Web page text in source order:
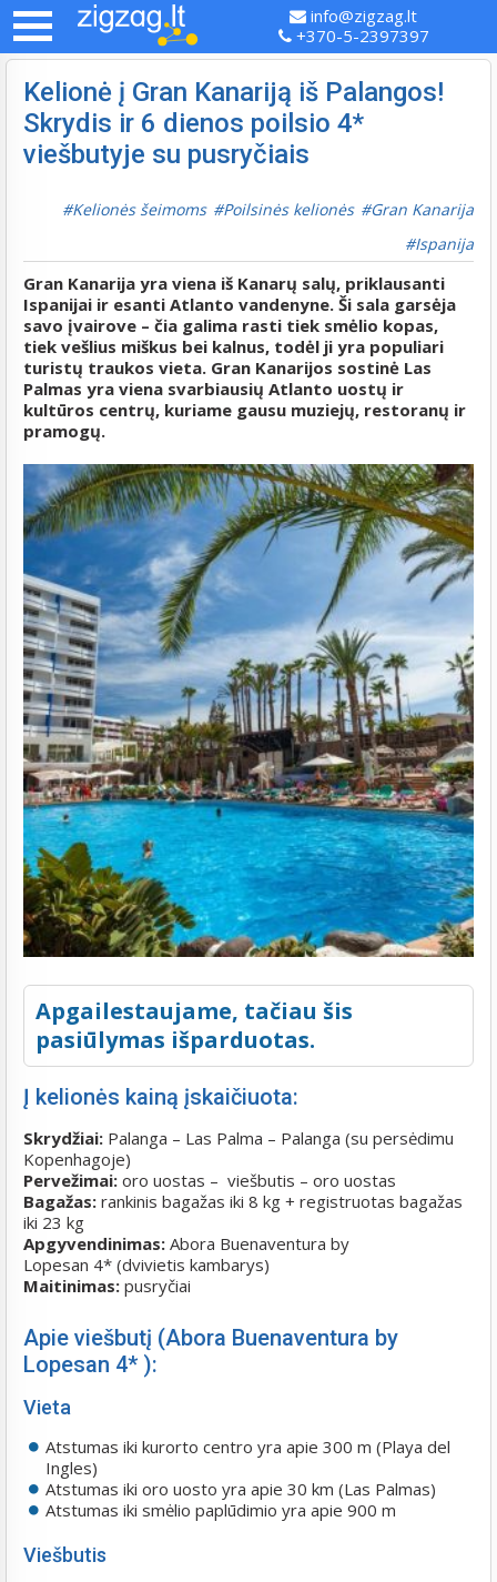
info@zigzag.lt
+370-5-2397397
Kelionė į Gran Kanariją iš Palangos!
Skrydis ir 6 dienos poilsio 4*
viešbutyje su pusryčiais
Kelionės šeimoms Poilsinės kelionės
Gran Kanarija
Ispanija
Gran Kanarija yra viena iš Kanarų salų, priklausanti
Ispanijai ir esanti Atlanto vandenyne. Ši sala garsėja
savo įvairove – čia galima rasti tiek smėlio kopas,
tiek vešlius miškus bei kalnus, todėl ji yra populiari
turistų traukos vieta. Gran Kanarijos sostinė Las
Palmas yra viena svarbiausių Atlanto uostų ir
kultūros centrų, kuriame gausu muziejų, restoranų ir
pramogų.
Apgailestaujame, tačiau šis
pasiūlymas išparduotas.
Į kelionės kainą įskaičiuota:
Skrydžiai: Palanga – Las Palma – Palanga (su persėdimu
Kopenhagoje)
Pervežimai: oro uostas – viešbutis – oro uostas
Bagažas: rankinis bagažas iki 8 kg + registruotas bagažas
iki 23 kg
Apgyvendinimas: Abora Buenaventura by
Lopesan 4* (dvivietis kambarys)
Maitinimas: pusryčiai
Apie viešbutį (Abora Buenaventura by
Lopesan 4* ):
Vieta
Atstumas iki kurorto centro yra apie 300 m (Playa del
Ingles)
Atstumas iki oro uosto yra apie 30 km (Las Palmas)
Atstumas iki smėlio paplūdimio yra apie 900 m
Viešbutis